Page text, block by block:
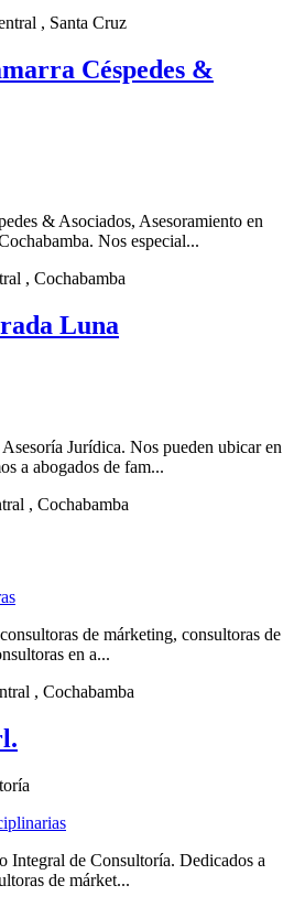
, Santa Cruz
Céspedes &
& Asociados, Asesoramiento en
Nos especial...
, Cochabamba
Luna
Jurídica. Nos pueden ubicar en
a abogados de fam...
, Cochabamba
de márketing, consultoras de
en a...
, Cochabamba
Integral de Consultoría. Dedicados a
de márket...